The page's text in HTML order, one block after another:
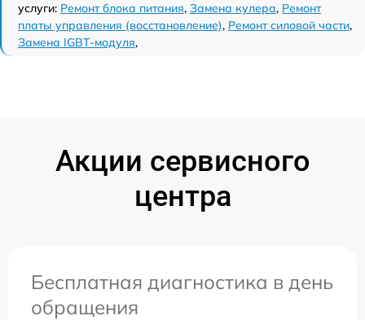
услуги: Ремонт блока питания, Замена кулера, Ремонт
платы управления (восстановление), Ремонт силовой части,
Замена IGBT-модуля,
Акции сервисного
центра
Бесплатная диагностика в день
обращения